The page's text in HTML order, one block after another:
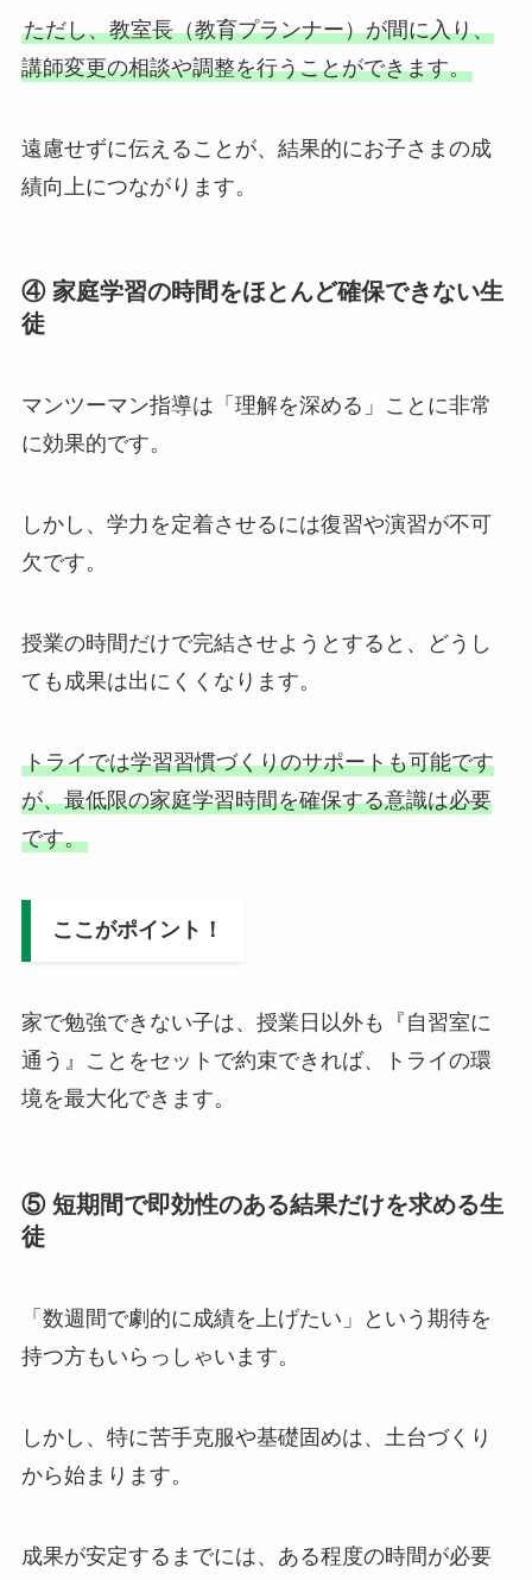
ただし、教室長（教育プランナー）が間に入り、
講師変更の相談や調整を行うことができます。
遠慮せずに伝えることが、結果的にお子さまの成
績向上につながります。
④ 家庭学習の時間をほとんど確保できない生
徒
マンツーマン指導は「理解を深める」ことに非常
に効果的です。
しかし、学力を定着させるには復習や演習が不可
欠です。
授業の時間だけで完結させようとすると、どうし
ても成果は出にくくなります。
トライでは学習習慣づくりのサポートも可能です
が、最低限の家庭学習時間を確保する意識は必要
です。
ここがポイント！
家で勉強できない子は、授業日以外も『自習室に
通う』ことをセットで約束できれば、トライの環
境を最大化できます。
⑤ 短期間で即効性のある結果だけを求める生
徒
「数週間で劇的に成績を上げたい」という期待を
持つ方もいらっしゃいます。
しかし、特に苦手克服や基礎固めは、土台づくり
から始まります。
成果が安定するまでには、ある程度の時間が必要